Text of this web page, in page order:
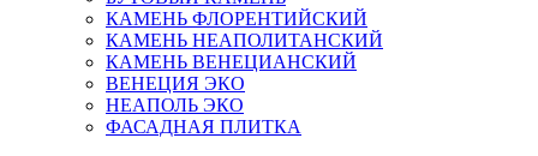
КАМЕНЬ ФЛОРЕНТИЙСКИЙ
КАМЕНЬ НЕАПОЛИТАНСКИЙ
КАМЕНЬ ВЕНЕЦИАНСКИЙ
ВЕНЕЦИЯ ЭКО
НЕАПОЛЬ ЭКО
ФАСАДНАЯ ПЛИТКА